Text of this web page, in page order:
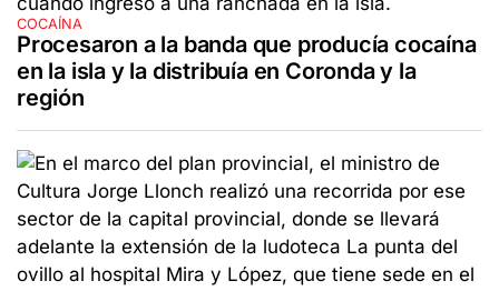
COCAÍNA
Procesaron a la banda que producía cocaína
en la isla y la distribuía en Coronda y la
región